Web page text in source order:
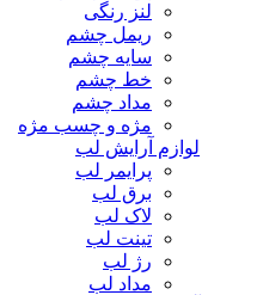
لنز رنگی
ریمل چشم
سایه چشم
خط چشم
مداد چشم
مژه و چسب مژه
لوازم آرایش لب
پرایمر لب
برق لب
لاک لب
تینت لب
رژ لب
مداد لب